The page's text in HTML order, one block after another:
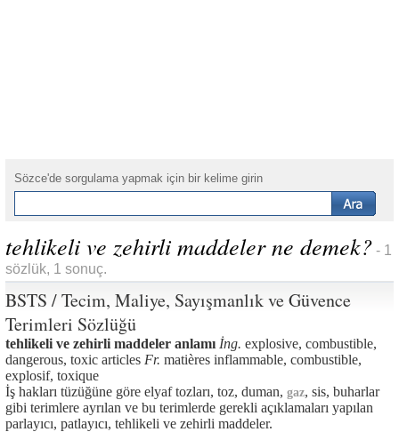
Sözce'de sorgulama yapmak için bir kelime girin
tehlikeli ve zehirli maddeler ne demek? - 1
sözlük, 1 sonuç.
BSTS / Tecim, Maliye, Sayışmanlık ve Güvence
Terimleri Sözlüğü
tehlikeli ve zehirli maddeler anlamı İng. explosive, combustible,
dangerous, toxic articles Fr. matières inflammable, combustible,
explosif, toxique
İş hakları tüzüğüne göre elyaf tozları, toz, duman, gaz, sis, buharlar
gibi terimlere ayrılan ve bu terimlerde gerekli açıklamaları yapılan
parlayıcı, patlayıcı, tehlikeli ve zehirli maddeler.